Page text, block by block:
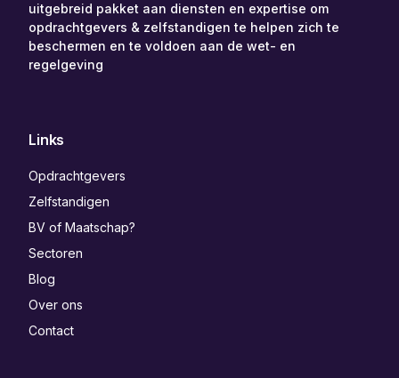
uitgebreid pakket aan diensten en expertise om
opdrachtgevers & zelfstandigen te helpen zich te
beschermen en te voldoen aan de wet- en
regelgeving
Links
Opdrachtgevers
Zelfstandigen
BV of Maatschap?
Sectoren
Blog
Over ons
Contact